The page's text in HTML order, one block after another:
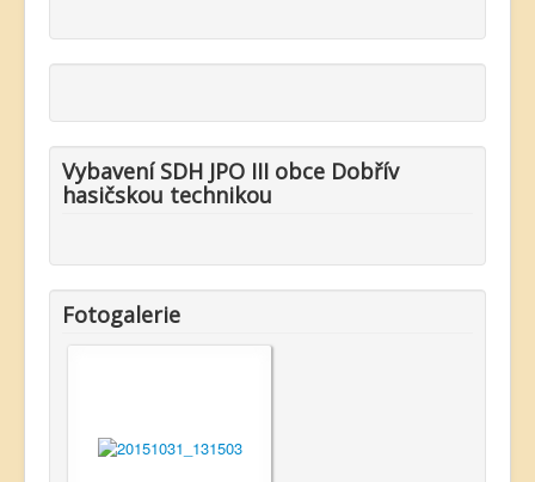
Vybavení SDH JPO III obce Dobřív
hasičskou technikou
Fotogalerie